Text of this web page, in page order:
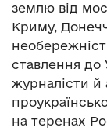
землю від
Криму,
ставлення до
журналісти й
на теренах